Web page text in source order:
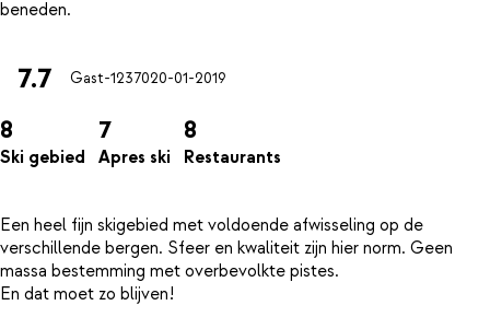
7.7 Gast-1237020-01-2019
8
Ski gebied
7
Apres ski
8
Restaurants
Een heel fijn skigebied met voldoende afwisseling op de
verschillende bergen. Sfeer en kwaliteit zijn hier norm. Geen
massa bestemming met overbevolkte pistes.